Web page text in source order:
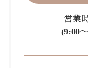
営業
(9:00